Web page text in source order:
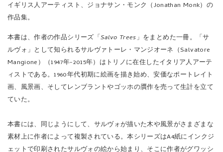
イギリス人アーティスト、ジョナサン・モンク（Jonathan Monk）の
作品集。
本書は、作者の作品シリーズ「Salvo Trees」をまとめた一冊。「サ
ルヴォ」として知られるサルヴァトーレ・マンジオーネ（Salvatore
Mangione）（1947年-2015年）はトリノに在住したイタリア人アーテ
ィストである。1960年代初期に絵画を描き始め、安価なポートレイト
画、風景画、そしてレンブラントやゴッホの贋作を売って生計を立て
ていた。
本書には、同じようにして、サルヴォが描いた木や風景がさまざまな
素材上に作者によって複製されている。本シリーズはA4紙にインクジ
ェットで印刷されたサルヴォの絵から始まり、そこに作者がグワッシ